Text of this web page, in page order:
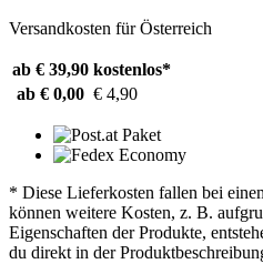
Versandkosten für Österreich
ab € 39,90 kostenlos*
ab € 0,00 € 4,90
* Diese Lieferkosten fallen bei
können weitere Kosten, z. B.
Eigenschaften der Produkte,
du direkt in der